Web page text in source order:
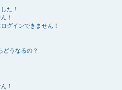
た！
！
グインできません！
どうなるの？
！